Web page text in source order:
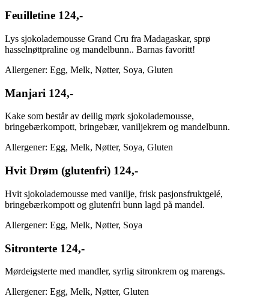
Feuilletine 124,-
Lys sjokolademousse Grand Cru fra Madagaskar, sprø
hasselnøttpraline og mandelbunn.. Barnas favoritt!
Allergener: Egg, Melk, Nøtter, Soya, Gluten
Manjari 124,-
Kake som består av deilig mørk sjokolademousse,
bringebærkompott, bringebær, vaniljekrem og mandelbunn.
Allergener: Egg, Melk, Nøtter, Soya, Gluten
Hvit Drøm (glutenfri) 124,-
Hvit sjokolademousse med vanilje, frisk pasjonsfruktgelé,
bringebærkompott og glutenfri bunn lagd på mandel.
Allergener: Egg, Melk, Nøtter, Soya
Sitronterte 124,-
Mørdeigsterte med mandler, syrlig sitronkrem og marengs.
Allergener: Egg, Melk, Nøtter, Gluten